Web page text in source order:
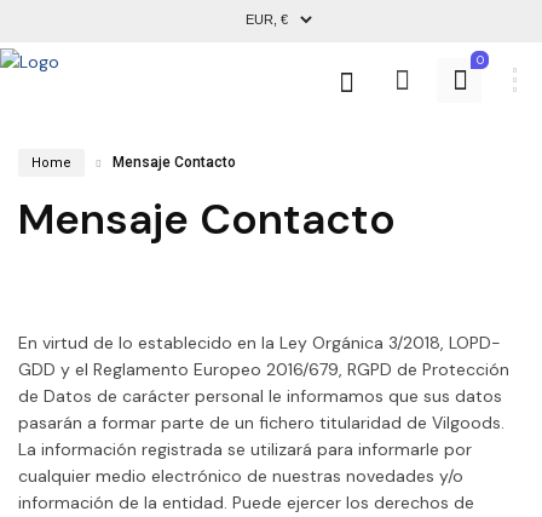
0
Home Mensaje Contacto
Mensaje Contacto
En virtud de lo establecido en la Ley Orgánica 3/2018, LOPD-
GDD y el Reglamento Europeo 2016/679, RGPD de Protección
de Datos de carácter personal le informamos que sus datos
pasarán a formar parte de un fichero titularidad de Vilgoods.
La información registrada se utilizará para informarle por
cualquier medio electrónico de nuestras novedades y/o
información de la entidad. Puede ejercer los derechos de